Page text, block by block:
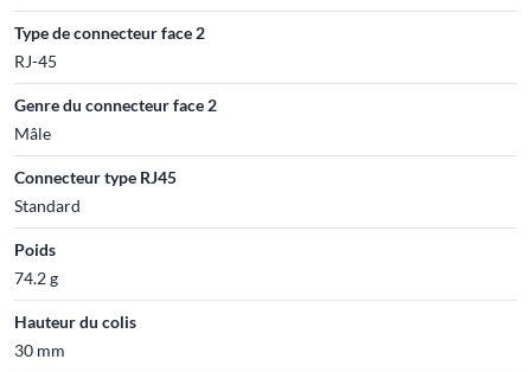
Type de connecteur face 2
RJ-45
Genre du connecteur face 2
Mâle
Connecteur type RJ45
Standard
Poids
74.2 g
Hauteur du colis
30 mm